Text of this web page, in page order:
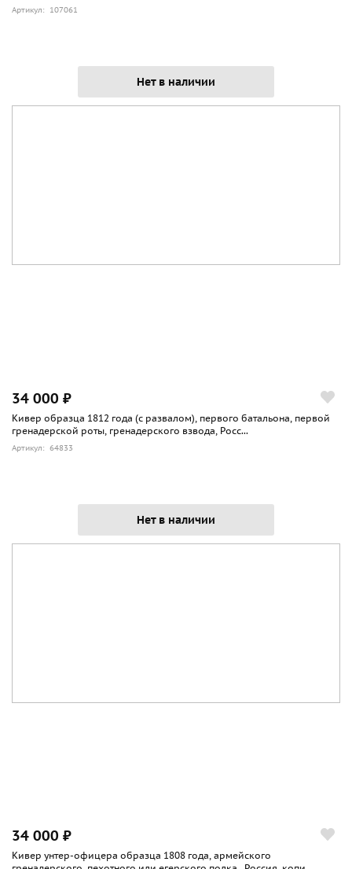
Артикул: 107061
Нет в наличии
34 000 ₽
Кивер образца 1812 года (с развалом), первого батальона, первой
гренадерской роты, гренадерского взвода, Росс...
Артикул: 64833
Нет в наличии
34 000 ₽
Кивер унтер-офицера образца 1808 года, армейского